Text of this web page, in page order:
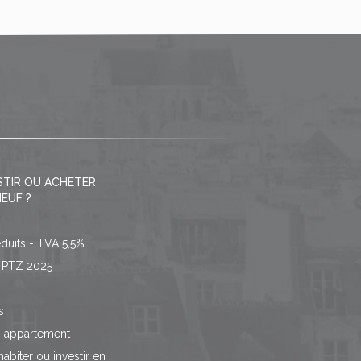
OU ACHETER
?
- TVA 5,5%
2025
appartement
ou investir en